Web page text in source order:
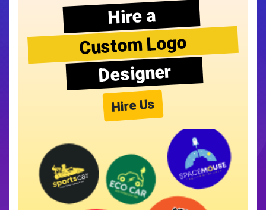
Hire a
Custom Logo
Designer
Hire Us